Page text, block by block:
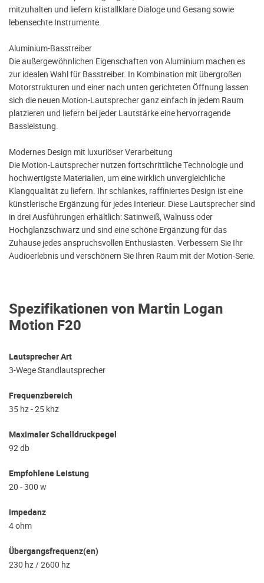
Spezifikationen von Martin Logan
Motion F20
Lautsprecher Art
3-Wege Standlautsprecher
Frequenzbereich
35 hz - 25 khz
Maximaler Schalldruckpegel
92 db
Empfohlene Leistung
20 - 300 w
impedanz
4 ohm
Übergangsfrequenz(en)
230 hz / 2600 hz
mitzuhalten und liefern kristallklare Dialoge und Gesang sowie
lebensechte Instrumente.
Aluminium-Basstreiber
Die außergewöhnlichen Eigenschaften von Aluminium machen es
zur idealen Wahl für Basstreiber. In Kombination mit übergroßen
Motorstrukturen und einer nach unten gerichteten Öffnung lassen
sich die neuen Motion-Lautsprecher ganz einfach in jedem Raum
platzieren und liefern bei jeder Lautstärke eine hervorragende
Bassleistung.
Modernes Design mit luxuriöser Verarbeitung
Die Motion-Lautsprecher nutzen fortschrittliche Technologie und
hochwertigste Materialien, um eine wirklich unvergleichliche
Klangqualität zu liefern. Ihr schlankes, raffiniertes Design ist eine
künstlerische Ergänzung für jedes Interieur. Diese Lautsprecher sind
in drei Ausführungen erhältlich: Satinweiß, Walnuss oder
Hochglanzschwarz und sind eine schöne Ergänzung für das
Zuhause jedes anspruchsvollen Enthusiasten. Verbessern Sie Ihr
Audioerlebnis und verschönern Sie Ihren Raum mit der Motion-Serie.